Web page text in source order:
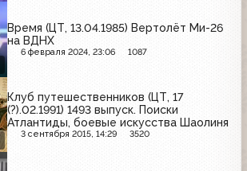
Время (ЦТ, 13.04.1985) Вертолёт Ми-26
на ВДНХ
6 февраля 2024, 23:06 1087
Клуб путешественников (ЦТ, 17
(?).02.1991) 1493 выпуск. Поиски
Атлантиды, боевые искусства Шаолиня
3 сентября 2015, 14:29 3520